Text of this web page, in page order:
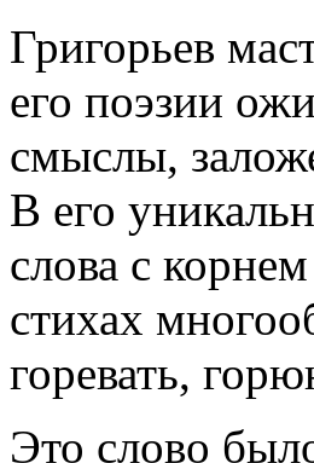
Григорьев
его поэзии
смыслы,
В его
слова с корнем
стихах
горевать,
Это слово